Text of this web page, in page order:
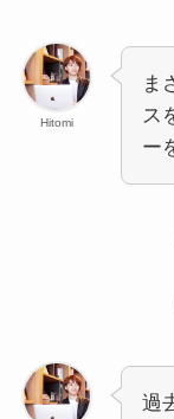
Hitomi
ま
ス
ー
過